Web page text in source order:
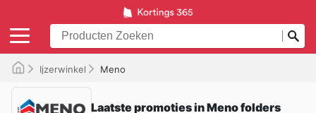
Ijzerwinkel Meno
Laatste promoties in Meno folders